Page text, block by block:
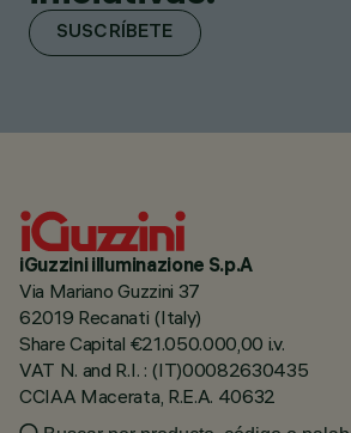
SUSCRÍBETE
iGuzzini illuminazione S.p.A
Via Mariano Guzzini 37
62019 Recanati (Italy)
Share Capital €21.050.000,00 i.v.
VAT N. and R.I. : (IT)00082630435
CCIAA Macerata, R.E.A. 40632